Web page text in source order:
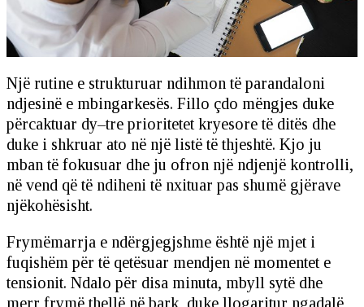
Një rutine e strukturuar ndihmon të parandaloni
ndjesinë e mbingarkesës. Fillo çdo mëngjes duke
përcaktuar dy–tre prioritetet kryesore të ditës dhe
duke i shkruar ato në një listë të thjeshtë. Kjo ju
mban të fokusuar dhe ju ofron një ndjenjë kontrolli,
në vend që të ndiheni të nxituar pas shumë gjërave
njëkohësisht.
Frymëmarrja e ndërgjegjshme është një mjet i
fuqishëm për të qetësuar mendjen në momentet e
tensionit. Ndalo për disa minuta, mbyll sytë dhe
merr frymë thellë në bark, duke llogaritur ngadalë